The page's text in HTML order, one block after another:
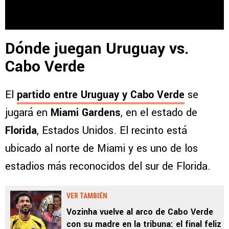
Dónde juegan Uruguay vs.
Cabo Verde
El partido entre Uruguay y Cabo Verde se
jugará en Miami Gardens, en el estado de
Florida, Estados Unidos. El recinto está
ubicado al norte de Miami y es uno de los
estadios más reconocidos del sur de Florida.
VER TAMBIÉN
Vozinha vuelve al arco de Cabo Verde
con su madre en la tribuna: el final feliz